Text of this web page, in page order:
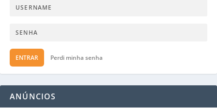
ENTRAR Perdi minha senha
ANÚNCIOS